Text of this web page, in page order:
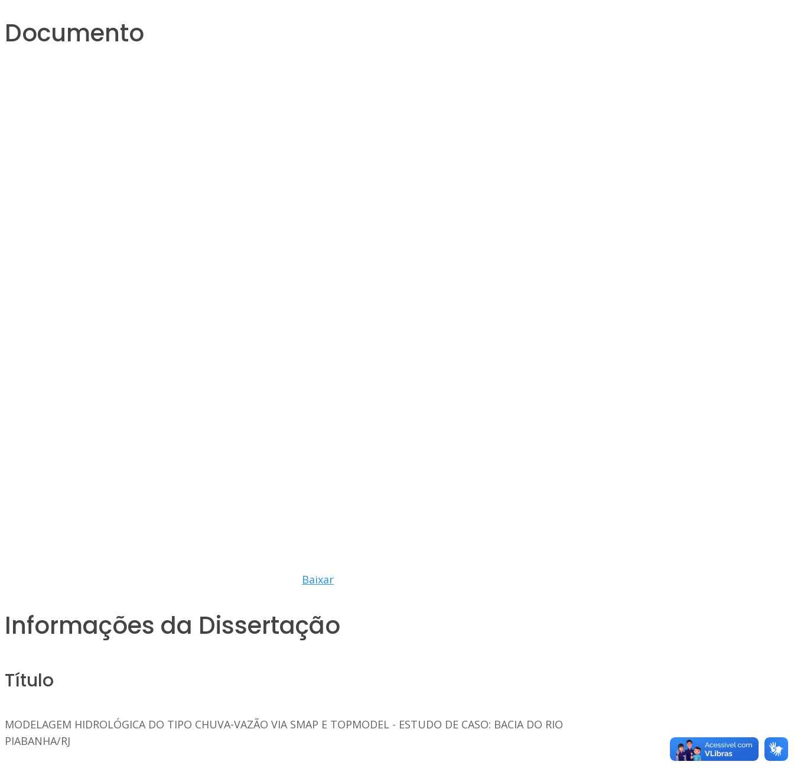
Documento
Baixar
Informações da Dissertação
Título
MODELAGEM HIDROLÓGICA DO TIPO CHUVA-VAZÃO VIA SMAP E TOPMODEL - ESTUDO DE CASO: BACIA DO RIO
PIABANHA/RJ